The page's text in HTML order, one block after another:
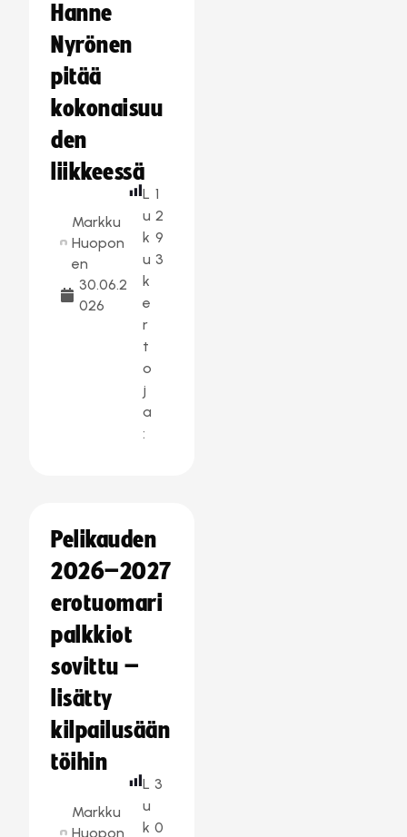
Hanne
Nyrönen
pitää
kokonaisuu
den
liikkeessä
Markku
Huopon
en
30.06.2
026
L
u
k
u
k
e
r
t
o
j
a
:
1
2
9
3
Pelikauden
2026–2027
erotuomari
palkkiot
sovittu –
lisätty
kilpailusään
töihin
Markku
Huopon
L
u
k
3
0